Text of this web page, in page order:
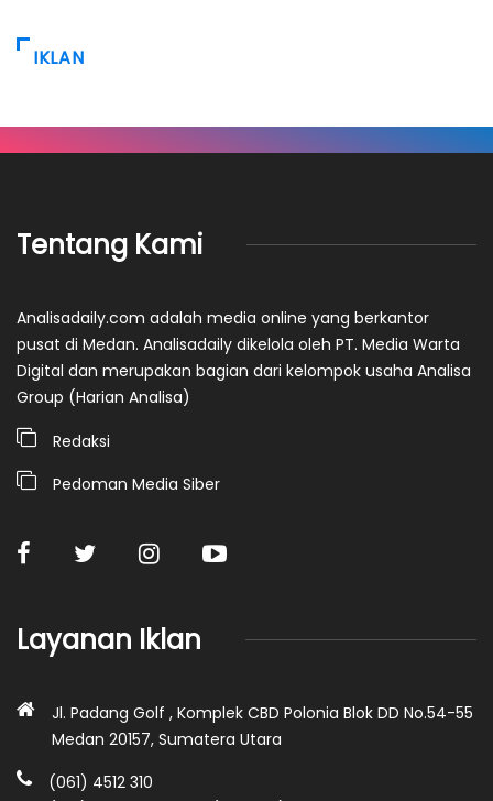
IKLAN
Tentang Kami
Analisadaily.com adalah media online yang berkantor
pusat di Medan. Analisadaily dikelola oleh PT. Media Warta
Digital dan merupakan bagian dari kelompok usaha Analisa
Group (Harian Analisa)
Redaksi
Pedoman Media Siber
Layanan Iklan
Jl. Padang Golf , Komplek CBD Polonia Blok DD No.54-55
Medan 20157, Sumatera Utara
(061) 4512 310